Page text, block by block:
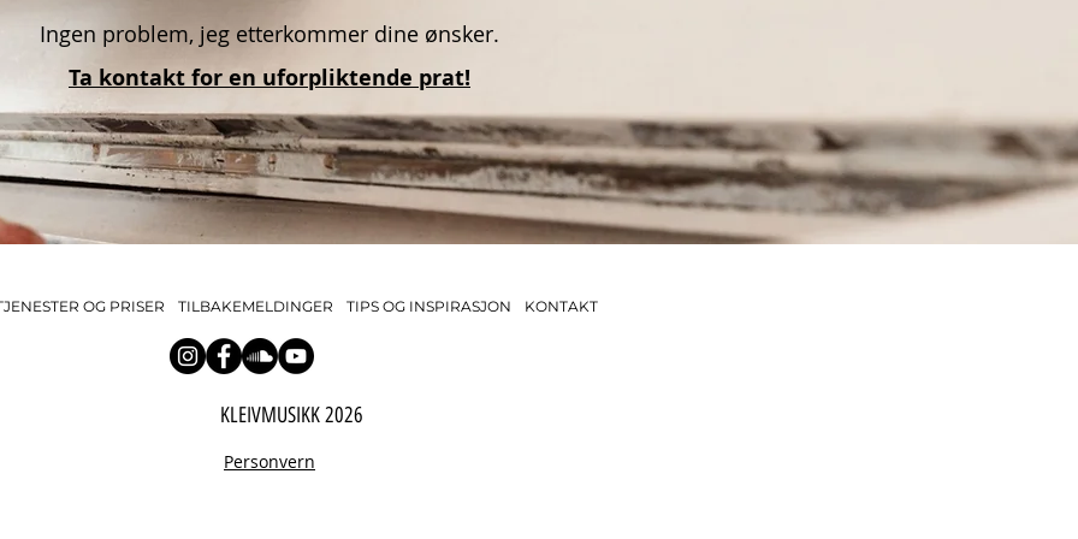
Ingen problem, jeg etterkommer dine ønsker.
Ta kontakt for en uforpliktende prat!
OG PRISER TILBAKEMELDINGER TIPS OG INSPIRASJON KONTAKT
KLEIVMUSIKK 2026
Personvern